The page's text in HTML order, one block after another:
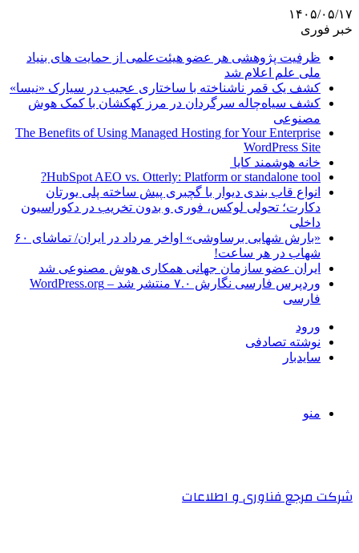
۱۴۰۵/۰۵/۱۷
خبر فوری
ظرفیت پژوهشی هر عضو هیئت‌علمی از حمایت های بنیاد
ملی علم اعلام شد
کشف یک قمر ناشناخته با ساختاری عجیب در سیارک «نیسا»
کشف سیاه‌چاله سرگردان در مرز کهکشان با کمک هوش
مصنوعی
The Benefits of Using Managed Hosting for Your Enterprise
WordPress Site
خانه هوشمند کایا
HubSpot AEO vs. Otterly: Platform or standalone tool?
انواع قاب بندی دیوار با گچبری پیش ساخته پلی یورتان
دکارت؛ تحولی لوکس، فوری و بدون تخریب در دکوراسیون
داخلی
«بارش شهابی برساوشی» اواخر مرداد در ایران/ تماشای ۶۰
شهاب در هر ساعت!
ایران عضو سازمان جهانی همکاری هوش مصنوعی شد
وردپرس فارسی نگارش ۷.۰ منتشر شد – WordPress.org
فارسی
ورود
نوشته تصادفی
سایدبار
منو
شرکت مرجع فناوری و اطلاعات